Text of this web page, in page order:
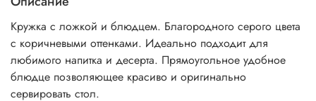
Кружка с ложкой и блюдцем. Благородного серого цвета
с коричневыми оттенками. Идеально подходит для
любимого напитка и десерта. Прямоугольное удобное
блюдце позволяющее красиво и оригинально
сервировать стол.